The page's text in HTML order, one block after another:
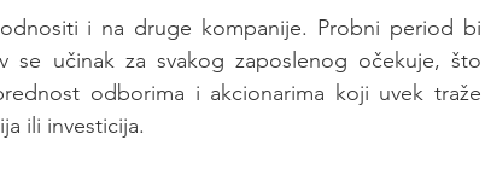
i na druge kompanije. Probni period bi
se učinak za svakog zaposlenog očekuje, što
odborima i akcionarima koji uvek traže
ili investicija.